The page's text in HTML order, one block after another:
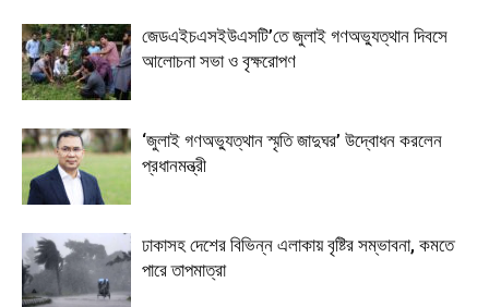
জেডএইচএসইউএসটি’তে জুলাই গণঅভ্যুত্থান দিবসে
আলোচনা সভা ও বৃক্ষরোপণ
‘জুলাই গণঅভ্যুত্থান স্মৃতি জাদুঘর’ উদ্বোধন করলেন
প্রধানমন্ত্রী
ঢাকাসহ দেশের বিভিন্ন এলাকায় বৃষ্টির সম্ভাবনা, কমতে
পারে তাপমাত্রা